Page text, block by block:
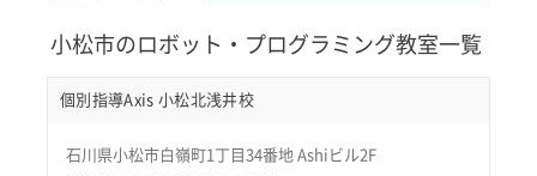
小松市のロボット・プログラミング教室一覧
個別指導Axis 小松北浅井校
石川県小松市白嶺町1丁目34番地 Ashiビル2F